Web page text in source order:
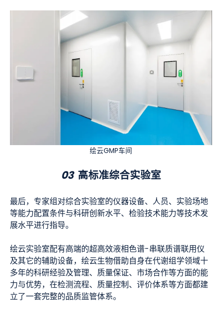
绘云GMP车间
03 高标准综合实验室
最后，专家组对综合实验室的仪器设备、人员、实验场地
等能力配置条件与科研创新水平、检验技术能力等技术发
展水平进行指导。
绘云实验室配有高端的超高效液相色谱-串联质谱联用仪
及其它的辅助设备，绘云生物借助自身在代谢组学领域十
多年的科研经验及管理、质量保证、市场合作等方面的能
力与优势，在检测流程、质量控制、评价体系等方面都建
立了一套完整的品质监管体系。